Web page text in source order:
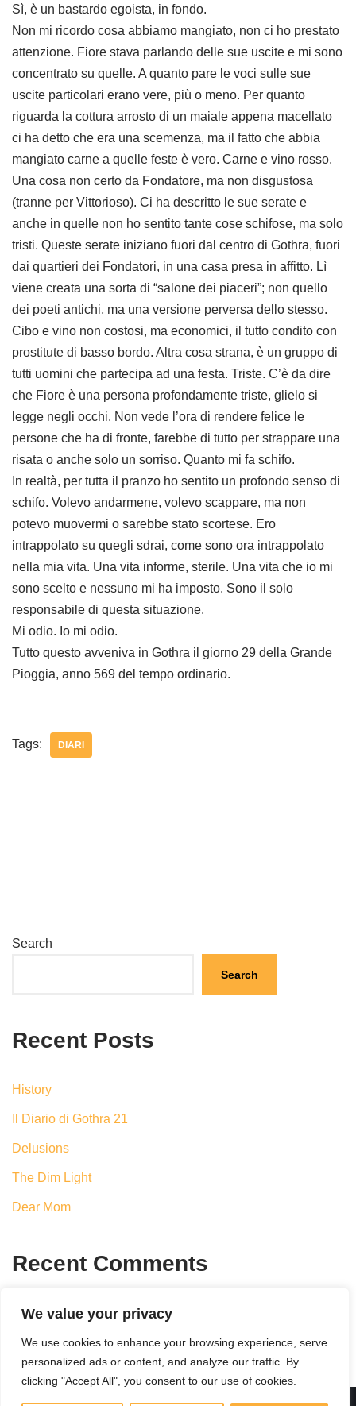
We value your privacy
We use cookies to enhance your browsing experience, serve
personalized ads or content, and analyze our traffic. By
clicking "Accept All", you consent to our use of cookies.
Sì, è un bastardo egoista, in fondo.
Non mi ricordo cosa abbiamo mangiato, non ci ho prestato
attenzione. Fiore stava parlando delle sue uscite e mi sono
concentrato su quelle. A quanto pare le voci sulle sue
uscite particolari erano vere, più o meno. Per quanto
riguarda la cottura arrosto di un maiale appena macellato
ci ha detto che era una scemenza, ma il fatto che abbia
mangiato carne a quelle feste è vero. Carne e vino rosso.
Una cosa non certo da Fondatore, ma non disgustosa
(tranne per Vittorioso). Ci ha descritto le sue serate e
anche in quelle non ho sentito tante cose schifose, ma solo
tristi. Queste serate iniziano fuori dal centro di Gothra, fuori
dai quartieri dei Fondatori, in una casa presa in affitto. Lì
viene creata una sorta di “salone dei piaceri”; non quello
dei poeti antichi, ma una versione perversa dello stesso.
Cibo e vino non costosi, ma economici, il tutto condito con
prostitute di basso bordo. Altra cosa strana, è un gruppo di
tutti uomini che partecipa ad una festa. Triste. C’è da dire
che Fiore è una persona profondamente triste, glielo si
legge negli occhi. Non vede l’ora di rendere felice le
persone che ha di fronte, farebbe di tutto per strappare una
risata o anche solo un sorriso. Quanto mi fa schifo.
In realtà, per tutta il pranzo ho sentito un profondo senso di
schifo. Volevo andarmene, volevo scappare, ma non
potevo muovermi o sarebbe stato scortese. Ero
intrappolato su quegli sdrai, come sono ora intrappolato
nella mia vita. Una vita informe, sterile. Una vita che io mi
sono scelto e nessuno mi ha imposto. Sono il solo
responsabile di questa situazione.
Mi odio. Io mi odio.
Tutto questo avveniva in Gothra il giorno 29 della Grande
Pioggia, anno 569 del tempo ordinario.
Tags: DIARI
Search
Search
Recent Posts
History
Il Diario di Gothra 21
Delusions
The Dim Light
Dear Mom
Recent Comments
No comments to show.